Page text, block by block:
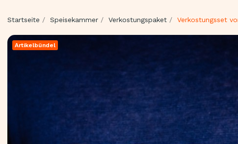
Startseite Speisekammer Verkostungspaket Verkostungsset
Artikelbündel